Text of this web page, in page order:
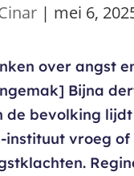
| mei 6,
over angst
Bijna
de bevolking
instituut vroeg